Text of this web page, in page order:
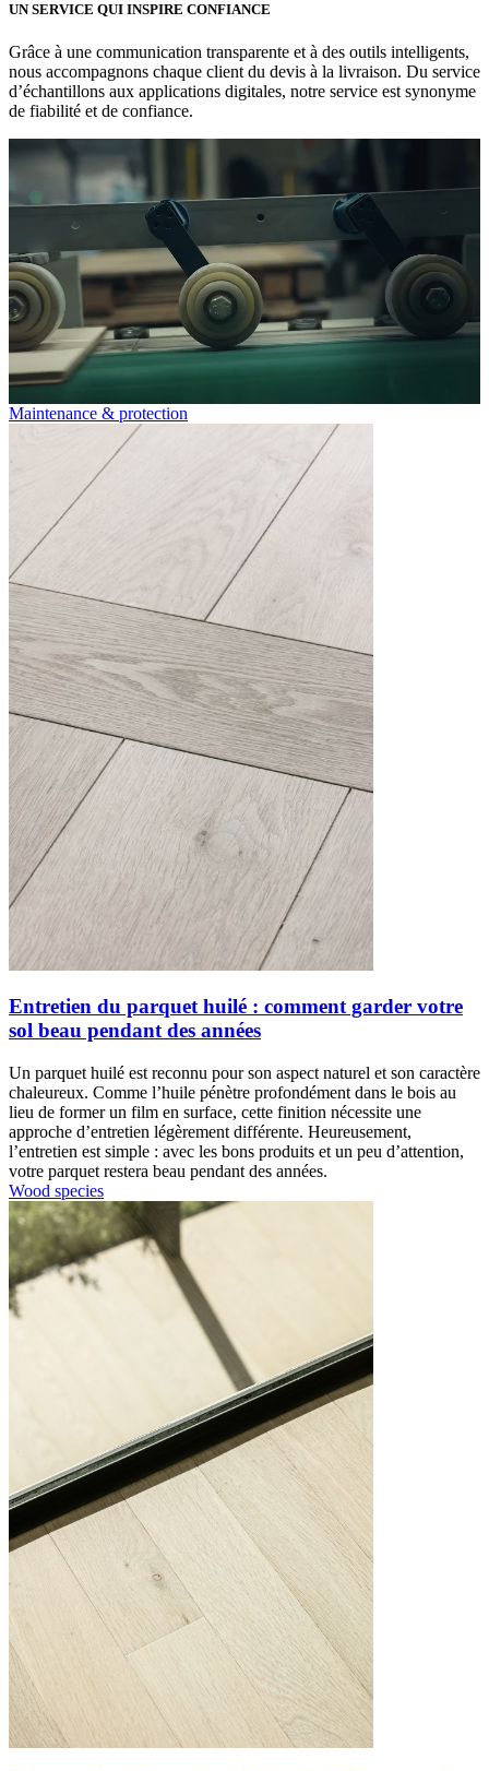
UN SERVICE QUI INSPIRE CONFIANCE
Grâce à une communication transparente et à des outils intelligents,
nous accompagnons chaque client du devis à la livraison. Du service
d’échantillons aux applications digitales, notre service est synonyme
de fiabilité et de confiance.
Maintenance & protection
Entretien du parquet huilé : comment garder votre
sol beau pendant des années
Un parquet huilé est reconnu pour son aspect naturel et son caractère
chaleureux. Comme l’huile pénètre profondément dans le bois au
lieu de former un film en surface, cette finition nécessite une
approche d’entretien légèrement différente. Heureusement,
l’entretien est simple : avec les bons produits et un peu d’attention,
votre parquet restera beau pendant des années.
Wood species